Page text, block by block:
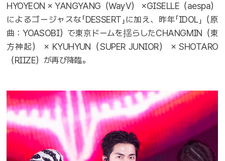
HYOYEON × YANGYANG（WayV） ×GISELLE（aespa）
によるゴージャスな「DESSERT」に加え、昨年「IDOL」（原
曲：YOASOBI）で東京ドームを揺らしたCHANGMIN（東
方神起） × KYUHYUN（SUPER JUNIOR） × SHOTARO
（RIIZE）が再び降臨。